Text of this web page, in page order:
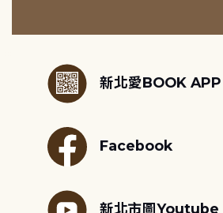
新北愛BOOK APP
Facebook
新北市圖Youtube